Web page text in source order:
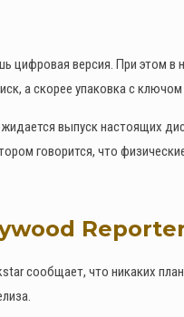
цифровая версия. При этом в
а скорее упаковка с ключом
выпуск настоящих
говорится, что
сообщает, что никаких